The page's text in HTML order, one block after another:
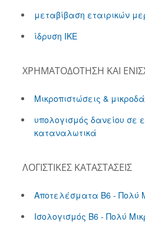
μεταβίβαση εταιρικών
ίδρυση ΙΚΕ
ΧΡΗΜΑΤΟΔΌΤΗΣΗ ΚΑΙ
Μικροπιστώσεις &
υπολογισμός δανείου σε
καταναλωτικά
ΛΟΓΙΣΤΙΚΈΣ ΚΑΤΑΣΤΆΣΕΙΣ
Αποτελέσματα Β6 - Πολύ
Ισολογισμός Β6 - Πολύ